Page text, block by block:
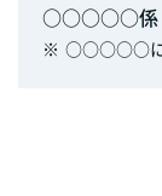
○○○○○係
※ ○○○○○には